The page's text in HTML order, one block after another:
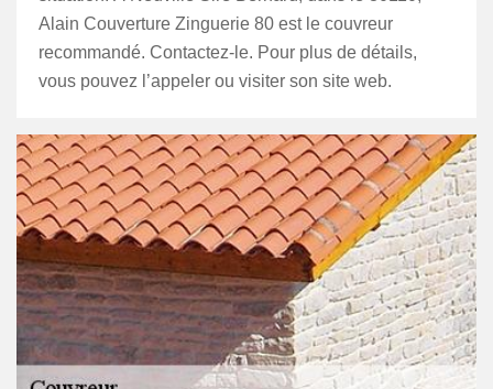
Alain Couverture Zinguerie 80 est le couvreur
recommandé. Contactez-le. Pour plus de détails,
vous pouvez l’appeler ou visiter son site web.